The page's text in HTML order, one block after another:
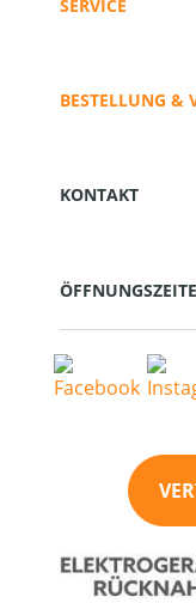
SERVICE
BESTELLUNG &
KONTAKT